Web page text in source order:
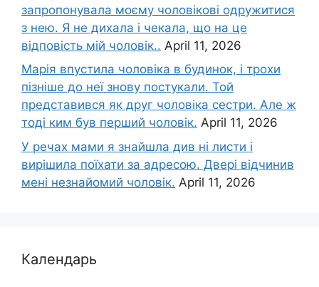
запропонувала моєму чоловікові одружитися
з нею. Я не дихала і чекала, що на це
відповість мій чоловік.. April 11, 2026
Марія впустила чоловіка в будинок, і трохи
пізніше до неї знову постукали. Той
представився як друг чоловіка сестри. Але ж
тоді ким був перший чоловік. April 11, 2026
У речах мами я знайшла див ні листи і
вирішила поїхати за адресою. Двері відчинив
мені незнайомий чоловік. April 11, 2026
Календарь